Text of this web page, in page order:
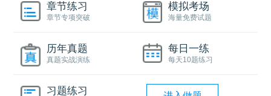
章节练习
章节专项突破
模拟考场
海量免费试题
历年真题
真题实战演练
每日一练
每天10题练习
习题练习